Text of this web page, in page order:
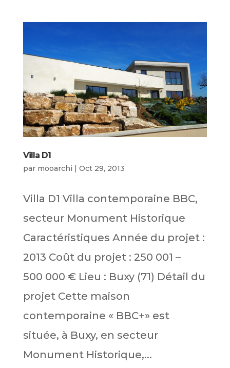
Villa D1
par mooarchi | Oct 29, 2013
Villa D1 Villa contemporaine BBC,
secteur Monument Historique
Caractéristiques Année du projet :
2013 Coût du projet : 250 001 –
500 000 € Lieu : Buxy (71) Détail du
projet Cette maison
contemporaine « BBC+» est
située, à Buxy, en secteur
Monument Historique,...